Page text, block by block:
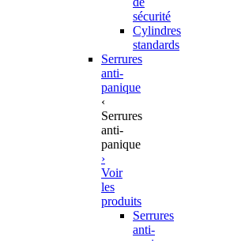
sécurité
Cylindres
standards
Serrures
anti-
panique
‹
Serrures
anti-
panique
›
Voir
les
produits
Serrures
anti-